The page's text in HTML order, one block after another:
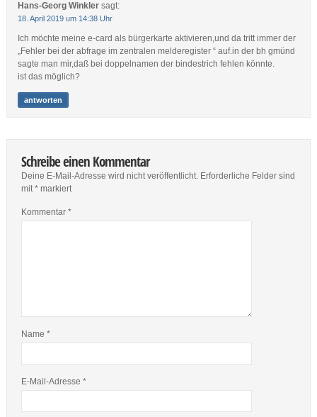
Hans-Georg Winkler sagt:
18. April 2019 um 14:38 Uhr
Ich möchte meine e-card als bürgerkarte aktivieren,und da tritt immer der
„Fehler bei der abfrage im zentralen melderegister “ auf.in der bh gmünd
sagte man mir,daß bei doppelnamen der bindestrich fehlen könnte.
ist das möglich?
antworten
Schreibe einen Kommentar
Deine E-Mail-Adresse wird nicht veröffentlicht. Erforderliche Felder sind
mit*markiert
Kommentar *
Name *
E-Mail-Adresse *